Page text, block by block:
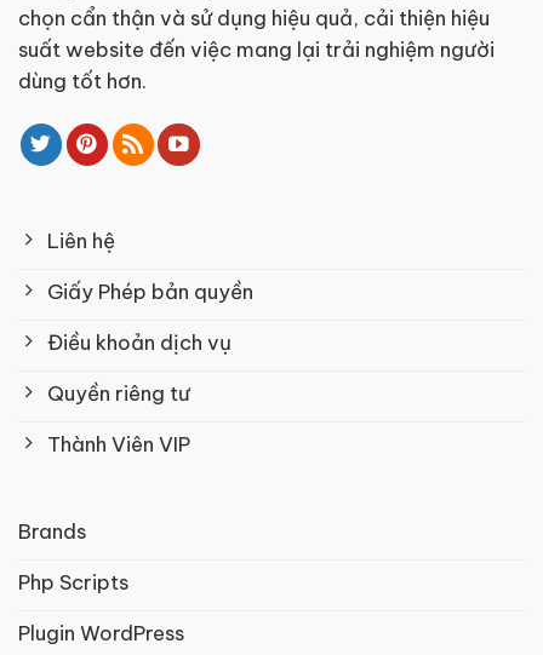
chọn cẩn thận và sử dụng hiệu quả, cải thiện hiệu
suất website đến việc mang lại trải nghiệm người
dùng tốt hơn.
Liên hệ
Giấy Phép bản quyền
Điều khoản dịch vụ
Quyền riêng tư
Thành Viên VIP
Brands
Php Scripts
Plugin WordPress